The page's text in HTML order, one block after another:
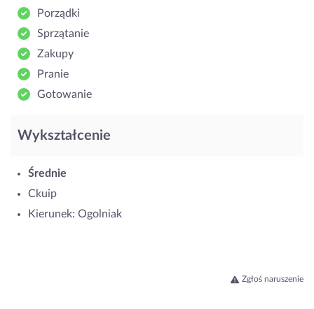
Porządki
Sprzątanie
Zakupy
Pranie
Gotowanie
Wykształcenie
Średnie
Ckuip
Kierunek: Ogolniak
Zgłoś naruszenie